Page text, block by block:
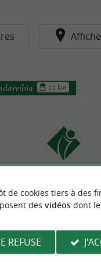
de Turismo -
2.5 km
de cookies tiers à des
des vidéosdont
REFUSE